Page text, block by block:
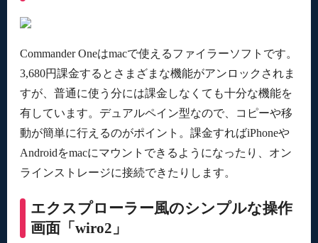
Commander Oneはmacで使えるファイラーソフトです。
3,680円課金するとさまざまな機能がアンロックされま
すが、普通に使う分には課金しなくても十分な機能を
有しています。デュアルペイン型なので、コピーや移
動が簡単に行えるのがポイント。課金すればiPhoneや
Androidをmacにマウントできるようになったり、オン
ラインストレージに接続できたりします。
エクスプローラー風のシンプルな操作
画面「wiro2」